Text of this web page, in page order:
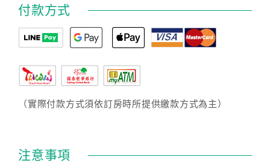
付款方式
（實際付款方式須依訂房時所提供繳款方式為主）
注意事項